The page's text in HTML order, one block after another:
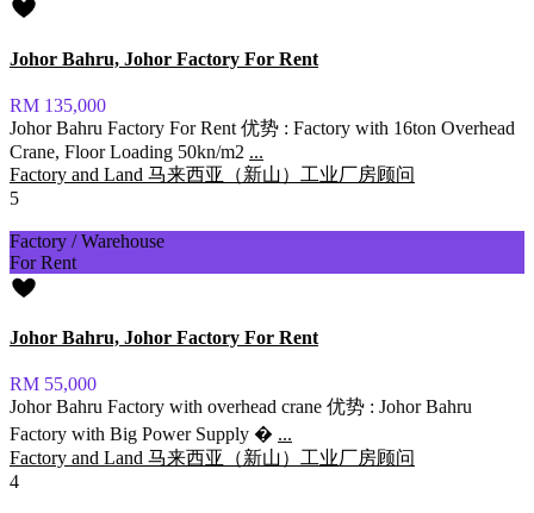
Johor Bahru, Johor Factory For Rent
RM 135,000
Johor Bahru Factory For Rent 优势 : Factory with 16ton Overhead
Crane, Floor Loading 50kn/m2 ...
Factory and Land 马来西亚（新山）工业厂房顾问
5
Factory / Warehouse
For Rent
Johor Bahru, Johor Factory For Rent
RM 55,000
Johor Bahru Factory with overhead crane 优势 : Johor Bahru
Factory with Big Power Supply � ...
Factory and Land 马来西亚（新山）工业厂房顾问
4